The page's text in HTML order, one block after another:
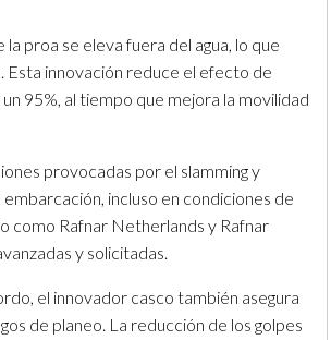
proa se eleva fuera del agua, lo que
Esta innovación reduce el efecto de
95%, al tiempo que mejora la movilidad
provocadas por el slamming y
incluso en condiciones de
como Rafnar Netherlands y Rafnar
y solicitadas.
el innovador casco también asegura
de planeo. La reducción de los golpes